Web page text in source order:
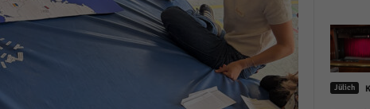
Jülich
zu ganzen Kategorien geben oder sich weitere Informationen anzeigen
und so nur bestimmte Cookies auswählen.
akzeptieren
und weiter